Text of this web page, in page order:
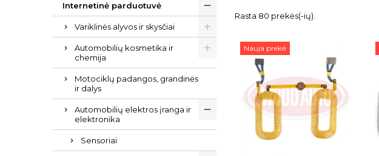
Internetinė parduotuvė
Variklinės alyvos ir skysčiai
Automobilių kosmetika ir
chemija
Motociklų padangos, grandinės
ir dalys
Automobilių elektros įranga ir
elektronika
Sensoriai
Rasta 80 prekės(-ių).
Nauja prekė